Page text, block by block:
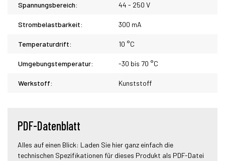
Spannungsbereich: 44 - 250 V
Strombelastbarkeit: 300 mA
Temperaturdrift: 10 °C
Umgebungstemperatur: -30 bis 70 °C
Werkstoff: Kunststoff
PDF-Datenblatt
Alles auf einen Blick: Laden Sie hier ganz einfach die
technischen Spezifikationen für dieses Produkt als PDF-Datei